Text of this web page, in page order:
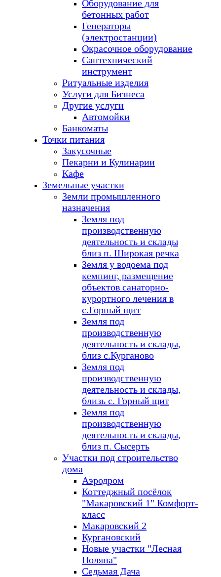
Оборудование для
бетонных работ
Генераторы
(электростанции)
Окрасочное оборудование
Сантехнический
инструмент
Ритуальные изделия
Услуги для Бизнеса
Другие услуги
Автомойки
Банкоматы
Точки питания
Закусочные
Пекарни и Кулинарии
Кафе
Земельные участки
Земли промышленного
назначения
Земля под
производственную
деятельность и склады
близ п. Широкая речка
Земля у водоема под
кемпинг, размещение
объектов санаторно-
курортного лечения в
с.Горный щит
Земля под
производственную
деятельность и склады,
близ с.Курганово
Земля под
производственную
деятельность и склады,
близь с. Горный щит
Земля под
производственную
деятельность и склады,
близ п. Сысерть
Участки под строительство
дома
Аэродром
Коттеджный посёлок
"Макаровский 1" Комфорт-
класс
Макаровский 2
Кургановский
Новые участки "Лесная
Поляна"
Седьмая Дача